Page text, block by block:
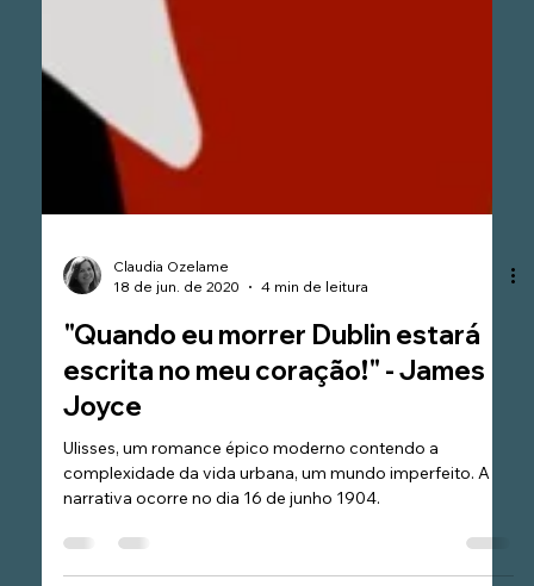
18 de jun. de 2020
4 min de leitura
"Quando eu morrer Dublin estará
escrita no meu coração!" - James
Joyce
Ulisses, um romance épico moderno contendo a
complexidade da vida urbana, um mundo imperfeito. A
narrativa ocorre no dia 16 de junho 1904.